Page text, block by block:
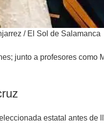
/ El Sol de Salamanca
junto a profesores como
estatal antes